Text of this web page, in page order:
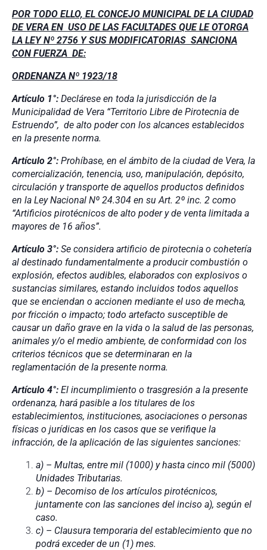
POR TODO ELLO, EL CONCEJO MUNICIPAL DE LA CIUDAD
DE VERA EN USO DE LAS FACULTADES QUE LE OTORGA
LA LEY Nº 2756 Y SUS MODIFICATORIAS SANCIONA
CON FUERZA DE:
ORDENANZA Nº 1923/18
Artículo 1°: Declárese en toda la jurisdicción de la
Municipalidad de Vera “Territorio Libre de Pirotecnia de
Estruendo”, de alto poder con los alcances establecidos
en la presente norma.
Artículo 2°: Prohíbase, en el ámbito de la ciudad de Vera, la
comercialización, tenencia, uso, manipulación, depósito,
circulación y transporte de aquellos productos definidos
en la Ley Nacional Nº 24.304 en su Art. 2º inc. 2 como
“Artificios pirotécnicos de alto poder y de venta limitada a
mayores de 16 años”.
Artículo 3°: Se considera artificio de pirotecnia o cohetería
al destinado fundamentalmente a producir combustión o
explosión, efectos audibles, elaborados con explosivos o
sustancias similares, estando incluidos todos aquellos
que se enciendan o accionen mediante el uso de mecha,
por fricción o impacto; todo artefacto susceptible de
causar un daño grave en la vida o la salud de las personas,
animales y/o el medio ambiente, de conformidad con los
criterios técnicos que se determinaran en la
reglamentación de la presente norma.
Artículo 4°: El incumplimiento o trasgresión a la presente
ordenanza, hará pasible a los titulares de los
establecimientos, instituciones, asociaciones o personas
físicas o jurídicas en los casos que se verifique la
infracción, de la aplicación de las siguientes sanciones:
a) – Multas, entre mil (1000) y hasta cinco mil (5000)
Unidades Tributarias.
b) – Decomiso de los artículos pirotécnicos,
juntamente con las sanciones del inciso a), según el
caso.
c) – Clausura temporaria del establecimiento que no
podrá exceder de un (1) mes.